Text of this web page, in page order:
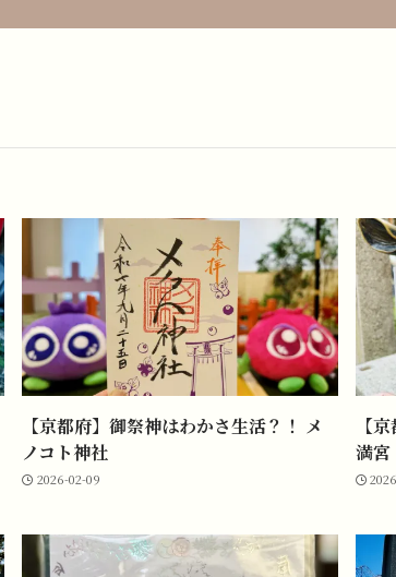
【京都府】御祭神はわかさ生活？！ メ
ノコト神社
2026-02-09
【
満宮